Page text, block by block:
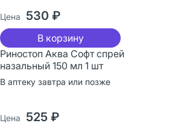
Цена 530 ₽
В корзину
Риностоп Аква Софт спрей
назальный 150 мл 1 шт
В аптеку завтра или позже
Цена 525 ₽